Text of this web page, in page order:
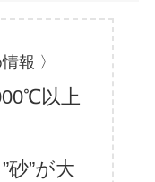
報 〉
以上
砂”が大